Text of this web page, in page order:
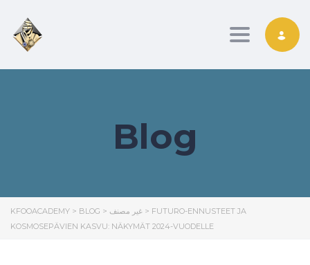
Toggle
Blog
KFOOACADEMY > BLOG > غير مصنف > FUTURO-ENNUSTEET JA
KOSMOSEPÄVIEN KASVU: NÄKYMÄT 2024-VUODELLE